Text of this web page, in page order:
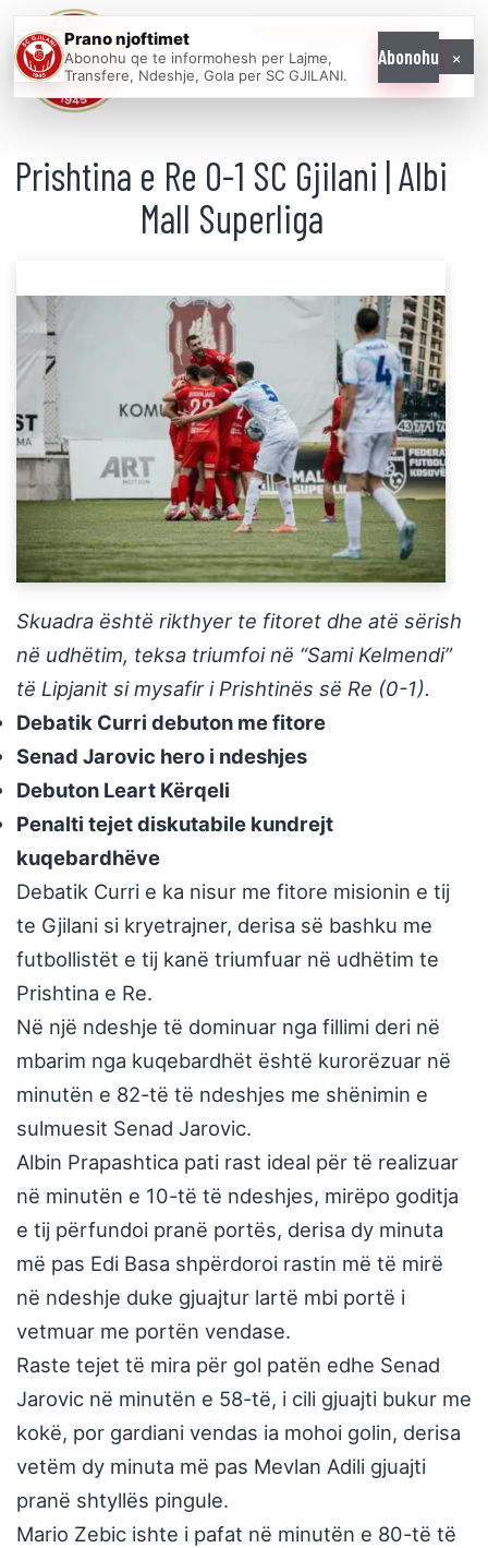
ONE
Prishtina e Re 0-1 SC Gjilani | Albi
Mall Superliga
Skuadra është rikthyer te fitoret dhe atë sërish
në udhëtim, teksa triumfoi në “Sami Kelmendi”
të Lipjanit si mysafir i Prishtinës së Re (0-1).
Debatik Curri debuton me fitore
Senad Jarovic hero i ndeshjes
Debuton Leart Kërqeli
Penalti tejet diskutabile kundrejt
kuqebardhëve
Debatik Curri e ka nisur me fitore misionin e tij
te Gjilani si kryetrajner, derisa së bashku me
futbollistët e tij kanë triumfuar në udhëtim te
Prishtina e Re.
Në një ndeshje të dominuar nga fillimi deri në
mbarim nga kuqebardhët është kurorëzuar në
minutën e 82-të të ndeshjes me shënimin e
sulmuesit Senad Jarovic.
Albin Prapashtica pati rast ideal për të realizuar
në minutën e 10-të të ndeshjes, mirëpo goditja
e tij përfundoi pranë portës, derisa dy minuta
më pas Edi Basa shpërdoroi rastin më të mirë
në ndeshje duke gjuajtur lartë mbi portë i
vetmuar me portën vendase.
Raste tejet të mira për gol patën edhe Senad
Jarovic në minutën e 58-të, i cili gjuajti bukur me
kokë, por gardiani vendas ia mohoi golin, derisa
vetëm dy minuta më pas Mevlan Adili gjuajti
pranë shtyllës pingule.
Mario Zebic ishte i pafat në minutën e 80-të të
Prano njoftimet
Abonohu qe te informohesh per Lajme,
Transfere, Ndeshje, Gola per SC GJILANI.
Abonohu ×